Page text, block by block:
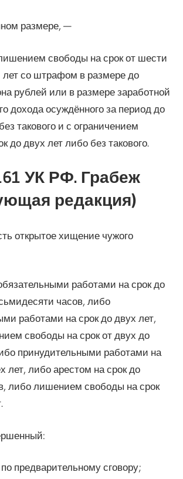
размере, —
свободы на срок от шести
лет со штрафом в размере до
рублей или в размере заработной
дохода осуждённого за период до
такового и с ограничением
до двух лет либо без такового.
УК РФ. Грабеж
редакция)
открытое хищение чужого
работами на срок до
часов, либо
работами на срок до двух лет,
свободы на срок от двух до
принудительными работами на
лет, либо арестом на срок до
либо лишением свободы на срок
предварительному сговору;